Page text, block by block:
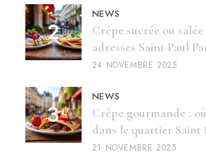
NEWS
Crêpe sucrée ou
adresses Saint Paul
24 NOVEMBRE 2025
NEWS
Crêpe gourmande :
dans le quartier Saint
21 NOVEMBRE 2025